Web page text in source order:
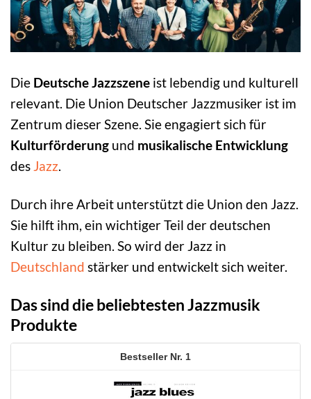
Die Deutsche Jazzszene ist lebendig und kulturell
relevant. Die Union Deutscher Jazzmusiker ist im
Zentrum dieser Szene. Sie engagiert sich für
Kulturförderung und musikalische Entwicklung
des Jazz.
Durch ihre Arbeit unterstützt die Union den Jazz.
Sie hilft ihm, ein wichtiger Teil der deutschen
Kultur zu bleiben. So wird der Jazz in
Deutschland stärker und entwickelt sich weiter.
Das sind die beliebtesten Jazzmusik
Produkte
1